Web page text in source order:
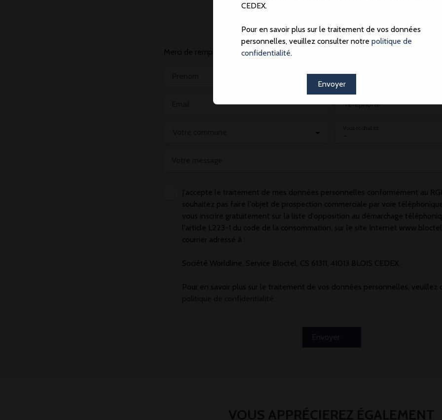
CONTACTER L'AGENCE
pour ce bien
Merci de remplir le formulaire, nous reviendrons vers vous dans les plus brefs
Nom
Téléphone
-
J'accepte le traitement de mes données personnelles conformément au
souhaitez pas faire l'objet de prospection commerciale par voie
vous inscrire gratuitement sur la liste d'opposition au démarchage
l'article L223-1 du code de la consommation, sur le site Internet
courrier adressé à :
Société Worldline, Service Bloctel, CS 61311, 41013 BLOIS CEDEX.
Pour en savoir plus sur le traitement de vos données personnelles, veuillez
.
CEDEX.
Pour en savoir plus sur le traitement de vos données
personnelles, veuillez consulter notre politique de
confidentialité.
Envoyer